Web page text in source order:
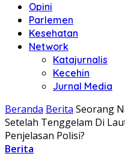
Opini
Parlemen
Kesehatan
Network
Katajurnalis
Kecehin
Jurnal Media
Beranda Berita Seorang
Setelah Tenggelam Di
Penjelasan Polisi?
Berita